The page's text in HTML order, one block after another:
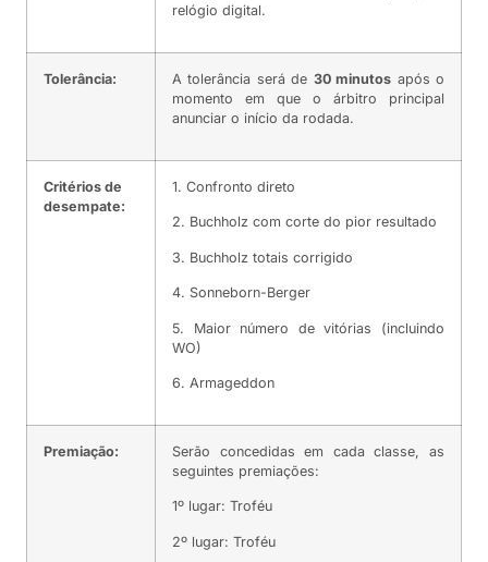
relógio digital.
Tolerância: A tolerância será de 30 minutos após o
momento em que o árbitro principal
anunciar o início da rodada.
Critérios de
desempate:
1. Confronto direto
2. Buchholz com corte do pior resultado
3. Buchholz totais corrigido
4. Sonneborn-Berger
5. Maior número de vitórias (incluindo
WO)
6. Armageddon
Premiação:
Serão concedidas em cada classe, as
seguintes premiações:
1º lugar: Troféu
2º lugar: Troféu